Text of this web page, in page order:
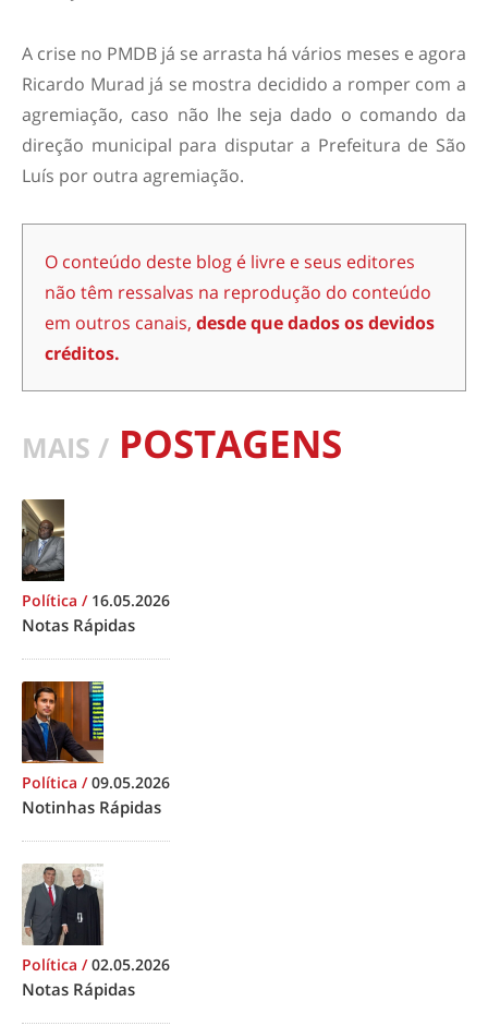
A crise no PMDB já se arrasta há vários meses e agora
Ricardo Murad já se mostra decidido a romper com a
agremiação, caso não lhe seja dado o comando da
direção municipal para disputar a Prefeitura de São
Luís por outra agremiação.
O conteúdo deste blog é livre e seus editores
não têm ressalvas na reprodução do conteúdo
em outros canais, desde que dados os devidos
créditos.
MAIS / POSTAGENS
Política / 16.05.2026
Notas Rápidas
Política /09.05.2026
Notinhas Rápidas
Política /02.05.2026
Notas Rápidas